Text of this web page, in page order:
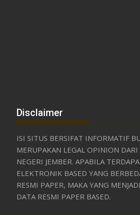
Disclaimer
ISI SITUS BERSIFAT INFORMATIF
MERUPAKAN LEGAL OPINION DARI
NEGERI JEMBER. APABILA
ELEKTRONIK BASED YANG
RESMI PAPER, MAKA YANG
DATA RESMI PAPER BASED.